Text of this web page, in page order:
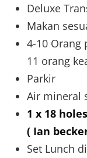
Deluxe
Makan
4-10 Orang
11 orang
Parkir
Air mineral
1 x 18
( Ian
Set Lunch